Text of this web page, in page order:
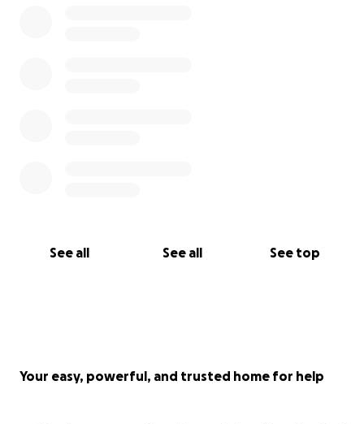
See all See all See top
Your easy, powerful, and trusted home for help